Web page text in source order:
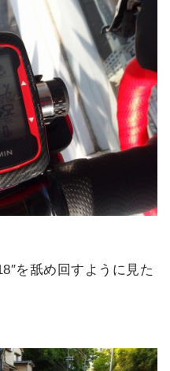
を舐め回すように見た